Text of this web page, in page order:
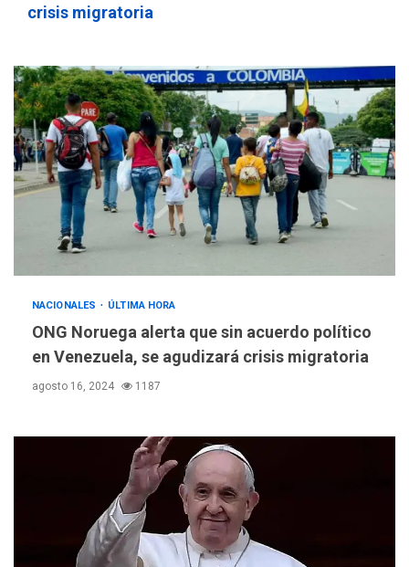
crisis migratoria
NACIONALES ÚLTIMA HORA
ONG Noruega alerta que sin acuerdo político
en Venezuela, se agudizará crisis migratoria
agosto 16, 2024 1187